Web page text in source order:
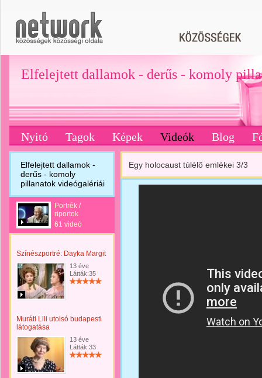
Elfelejtett dallamok - derűs - komoly
Nyitó Tagok Képek Videók Blog
Elfelejtett dallamok -
derűs - komoly
pillanatok videógalériái
Portrék /
riportok
61 videó
Színészportré: Dayka Margit
13 éve
Látták:35
Muráti Lili utolsó budapesti
látogatása
13 éve
Látták:33
Egy holocaust túlélő emlékei 3/3